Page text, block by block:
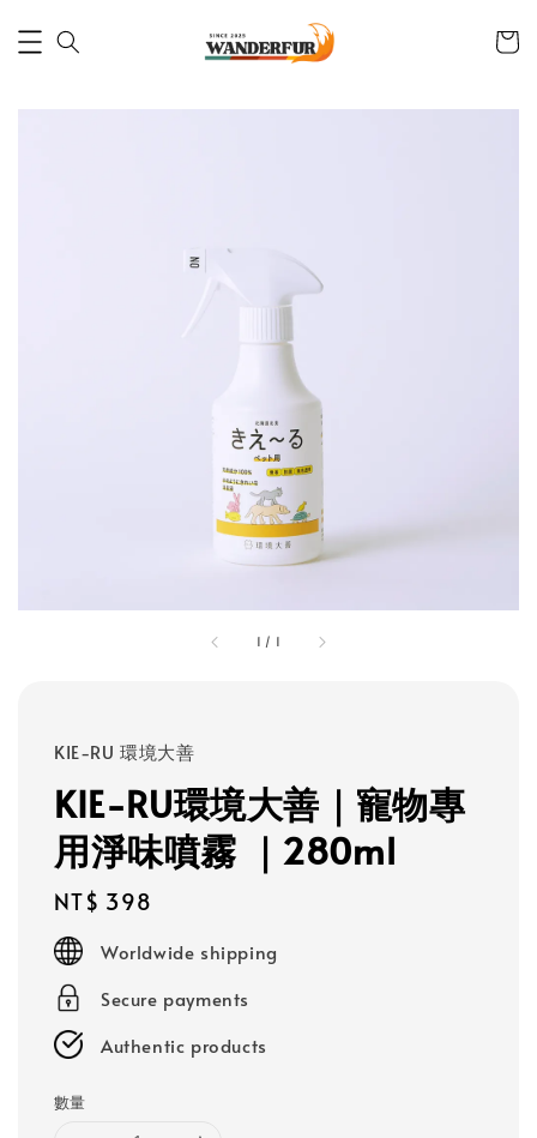
1 / 1
KIE-RU 環境大善
KIE-RU環境大善｜寵物專
用淨味噴霧 ｜280ml
Regular
price
NT$ 398
Worldwide shipping
Secure payments
Authentic products
數量